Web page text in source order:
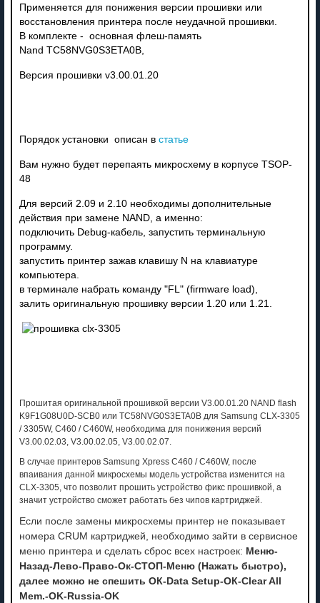
Применяется для понижения версии прошивки или
восстановления принтера после неудачной прошивки.
В комплекте - основная флеш-память
Nand TC58NVG0S3ETA0B,
Версия прошивки v3.00.01.20
Порядок установки описан в статье
Вам нужно будет перепаять микросхему в корпусе TSOP-
48
Для версий 2.09 и 2.10 необходимы дополнительные
действия при замене NAND, а именно:
подключить Debug-кабель, запустить терминальную
программу.
запустить принтер зажав клавишу N на клавиатуре
компьютера.
в терминале набрать команду "FL" (firmware load),
залить оригинальную прошивку версии 1.20 или 1.21.
Прошитая оригинальной прошивкой версии V3.00.01.20 NAND flash
K9F1G08U0D-SCB0 или TC58NVG0S3ETA0B для Samsung CLX-3305
/ 3305W, C460 / C460W, необходима для понижения версий
V3.00.02.03, V3.00.02.05, V3.00.02.07.
В случае принтеров Samsung Xpress C460 / C460W, после
впаивания данной микросхемы модель устройства изменится на
CLX-3305, что позволит прошить устройство фикс прошивкой, а
значит устройство сможет работать без чипов картриджей.
Если после замены микросхемы принтер не показывает
номера CRUM картриджей, необходимо зайти в сервисное
меню принтера и сделать сброс всех настроек: Меню-
Назад-Лево-Право-Ок-СТОП-Меню (Нажать быстро),
далее можно не спешить ОК-Data Setup-ОК-Clear All
Mem.-OK-Russia-OK